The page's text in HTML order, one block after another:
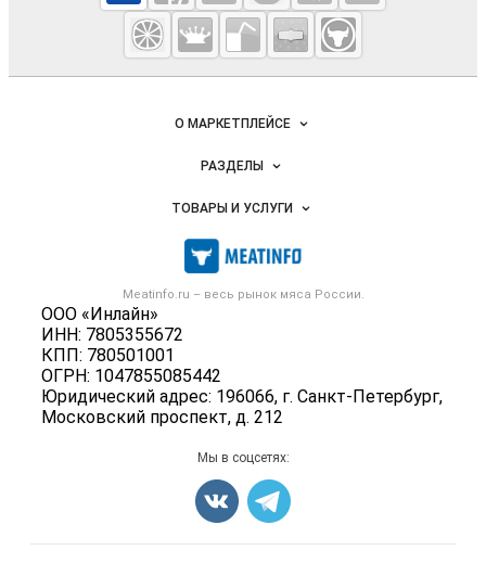
Meatinfo.ru —
мясо и
мясопродукты
Важные разделы и контакты
Meatinfo.ru – весь рынок мяса России.
ООО «Инлайн»
ИНН: 7805355672
КПП: 780501001
ОГРН: 1047855085442
Юридический адрес: 196066, г. Санкт-Петербург,
Московский проспект, д. 212
Навигация по сайтуО МАРКЕТПЛЕЙСЕ
Новости Meatinfo.ru
Размещение рекламы
Публичная оферта
Контактная информация
Политика обработки персональных данных
РАЗДЕЛЫ
Объявления
Новости рынка
Мониторинг
Вакансии
ТОВАРЫ И УСЛУГИ
Мясо, мясопродукты
Скот в живом весе
Колбасы, сосиски, деликатесы
Мясные полуфабрикаты
Мясные снеки
Яйца
Карта объявлений
Мы в соцсетях: